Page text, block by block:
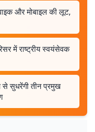
और मोबाइल की लूट,
में राष्ट्रीय स्वयंसेवक
सुधरेंगी तीन प्रमुख